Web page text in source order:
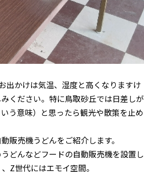
かけは気温、湿度と高くなりますけ
ください。特に鳥取砂丘では日差しが
う意味）と思ったら観光や散策を止め
販売機うどんをご紹介します。
どんなどフードの自動販売機を設置し
Z世代にはエモイ空間。